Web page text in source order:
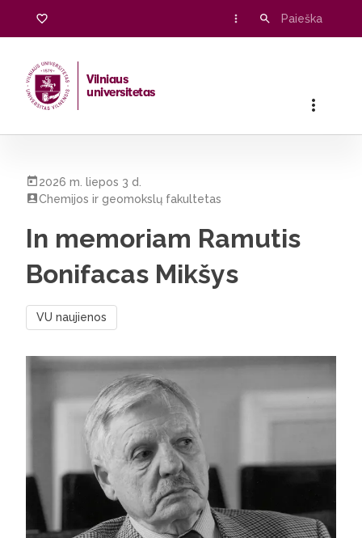
Vilniaus
universitetas
2026 m. liepos 3 d.
Chemijos ir geomokslų fakultetas
In memoriam Ramutis
Bonifacas Mikšys
VU naujienos